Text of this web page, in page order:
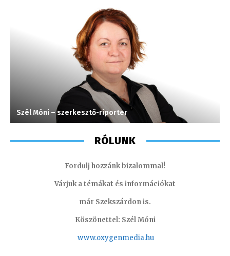
Szél Móni – szerkesztő-riporter
RÓLUNK
Fordulj hozzánk bizalommal!
Várjuk a témákat és információkat
már Szekszárdon is.
Köszönettel: Szél Móni
www.oxygenmedia.hu